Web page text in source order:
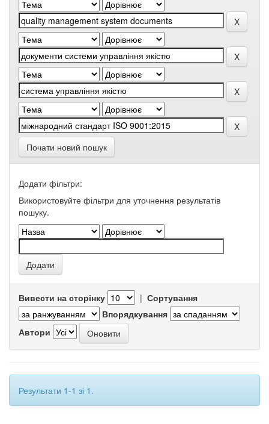
Почати новий пошук
Додати фільтри:
Використовуйте фільтри для уточнення результатів
пошуку.
Вивести на сторінку | Сортування
Впорядкування
Автори
Результати 1-1 зі 1.